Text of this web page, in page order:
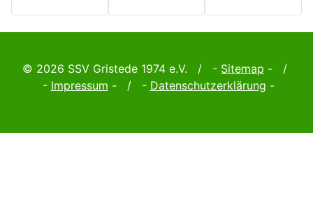
© 2026 SSV Gristede 1974 e.V. / - Sitemap - /
- Impressum - / - Datenschutzerklärung -